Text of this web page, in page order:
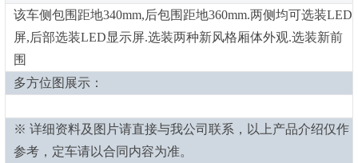
该车侧包围距地340mm,后包围距地360mm.两侧均可选装LED
屏,后部选装LED显示屏.选装两种新风格厢体外观.选装新前
围
多方位图展示：
※ 详细资料及图片请直接与我公司联系，以上产品介绍仅作
参考，定车请以合同内容为准。